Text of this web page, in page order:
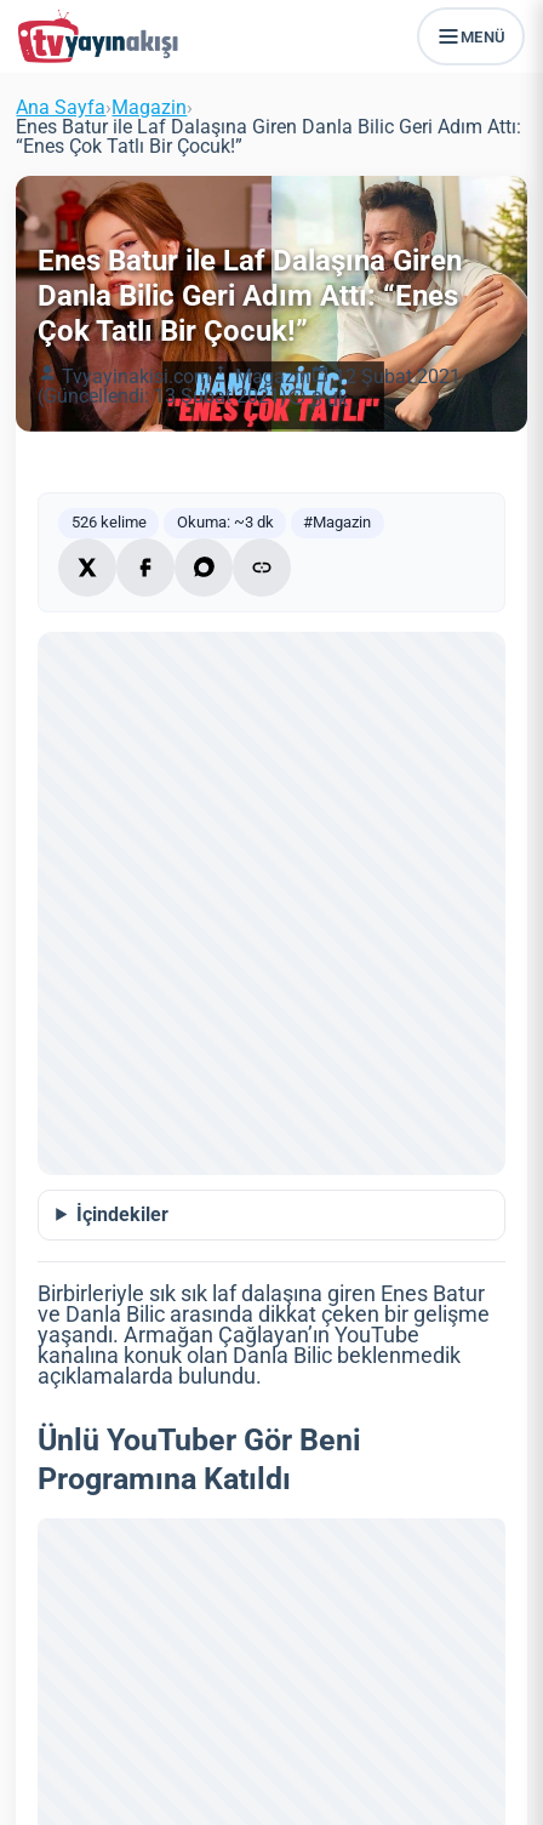
MENÜ
Ana Sayfa›Magazin›
Enes Batur ile Laf Dalaşına Giren Danla Bilic Geri Adım Attı:
“Enes Çok Tatlı Bir Çocuk!”
Enes Batur ile Laf Dalaşına Giren
Danla Bilic Geri Adım Attı: “Enes
Çok Tatlı Bir Çocuk!”
Tvyayinakisi.com Magazin
12 Şubat 2021
(Güncellendi: 13 Şubat 2021)
3 dk
526 kelime Okuma: ~3 dk #Magazin
İçindekiler
Birbirleriyle sık sık laf dalaşına giren Enes Batur
ve Danla Bilic arasında dikkat çeken bir gelişme
yaşandı. Armağan Çağlayan’ın YouTube
kanalına konuk olan Danla Bilic beklenmedik
açıklamalarda bulundu.
Ünlü YouTuber Gör Beni
Programına Katıldı